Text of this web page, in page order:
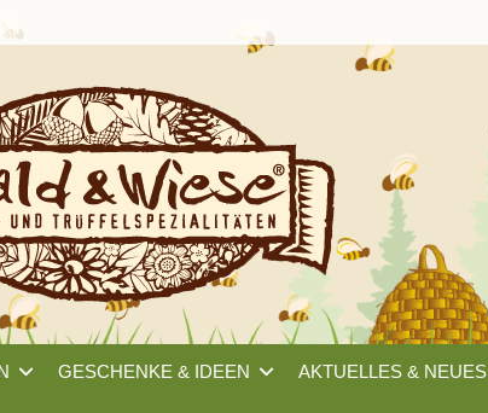
GESCHENKE & IDEEN AKTUELLES & NEUES